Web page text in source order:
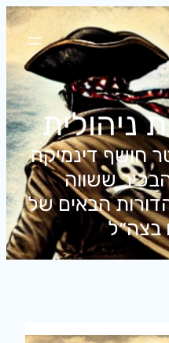
ניהולית
חושף דינמיקה
ששווה
הבאים של
בצה״ל